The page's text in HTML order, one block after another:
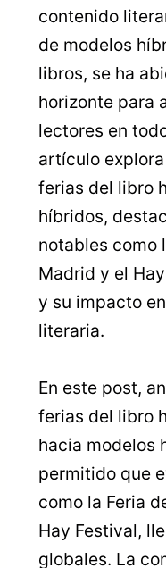
contenido
de modelos
libros, se ha
horizonte para
lectores en
artículo
ferias del libro
híbridos,
notables como
Madrid y el
y su impacto
literaria.
En este post,
ferias del libro
hacia modelos
permitido que
como la Feria
Hay Festival,
globales. La